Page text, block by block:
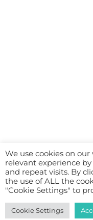
We use cookies on
relevant experience
and repeat visits. By
the use of ALL the
"Cookie Settings" to
Cookie Settings